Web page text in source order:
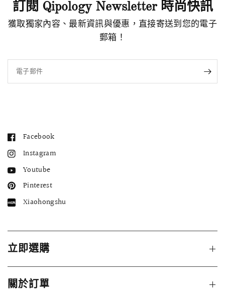
訂閱 Qipology Newsletter 時尚快訊
獲取獨家內容、最新資訊與優惠，直接寄送到您的電子
郵箱！
電子郵件
Facebook
Instagram
Youtube
Pinterest
Xiaohongshu
立即選購
關於訂單